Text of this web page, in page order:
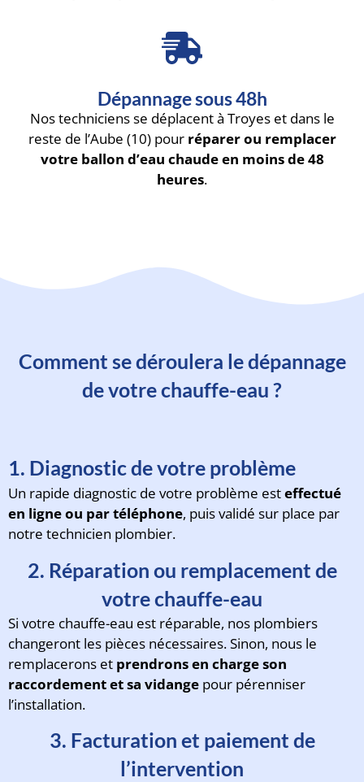
Dépannage sous 48h
Nos techniciens se déplacent à Troyes et dans le
reste de l’Aube (10) pour réparer ou remplacer
votre ballon d’eau chaude en moins de 48
heures.
Comment se déroulera le dépannage
de votre chauffe-eau ?
1. Diagnostic de votre problème
Un rapide diagnostic de votre problème esteffectué
en ligne ou par téléphone, puis validé sur place par
notre technicien plombier.
2. Réparation ou remplacement de
votre chauffe-eau
Si votre chauffe-eau est réparable, nos plombiers
changeront les pièces nécessaires. Sinon, nous le
remplacerons et prendrons en charge son
raccordement et sa vidange pour pérenniser
l’installation.
3. Facturation et paiement de
l’intervention